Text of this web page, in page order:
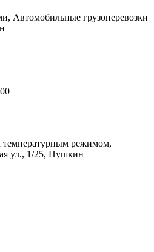
Автомобильные грузоперевозки
температурным режимом,
ул., 1/25, Пушкин